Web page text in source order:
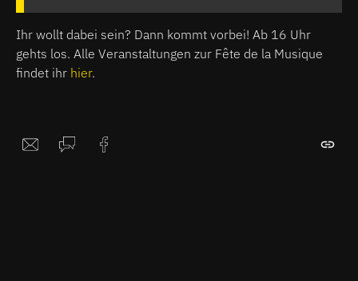
Ihr wollt dabei sein? Dann kommt vorbei! Ab 16 Uhr
gehts los. Alle Veranstaltungen zur Fête de la Musique
findet ihr hier.